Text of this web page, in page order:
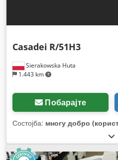
Sierakowska Huta
1.443 km
Casadei R/51H3
Побарајте
Состојба: многу добро